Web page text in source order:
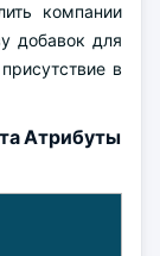
компании
добавок для
в
Атрибуты